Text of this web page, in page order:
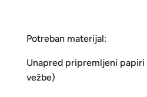
Potreban materijal:
Unapred pripremljeni papiri
vežbe)